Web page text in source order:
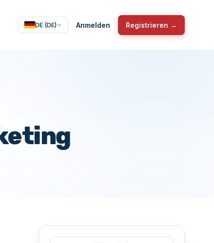
DE (DE) Anmelden Registrieren →